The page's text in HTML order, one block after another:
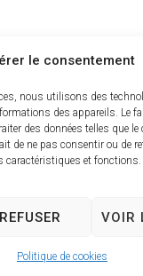
le consentement
nous utilisons des
des appareils. Le
des données telles que
de ne pas consentir ou de
caractéristiques et fonctions.
REFUSER VOIR
Politique de cookies